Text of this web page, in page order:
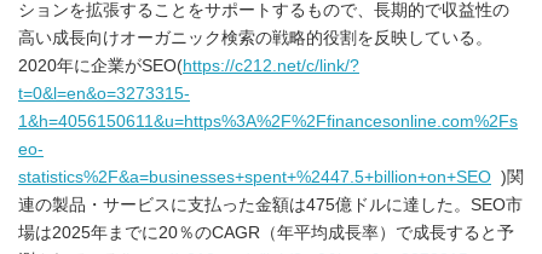
ションを拡張することをサポートするもので、長期的で収益性の
高い成長向けオーガニック検索の戦略的役割を反映している。
2020年に企業がSEO(https://c212.net/c/link/?
t=0&l=en&o=3273315-
1&h=4056150611&u=https%3A%2F%2Ffinancesonline.com%2Fs
eo-
statistics%2F&a=businesses+spent+%2447.5+billion+on+SEO )関
連の製品・サービスに支払った金額は475億ドルに達した。SEO市
場は2025年までに20％のCAGR（年平均成長率）で成長すると予